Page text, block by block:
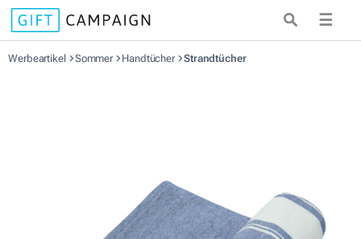
☰
Werbeartikel Sommer Handtücher Strandtücher